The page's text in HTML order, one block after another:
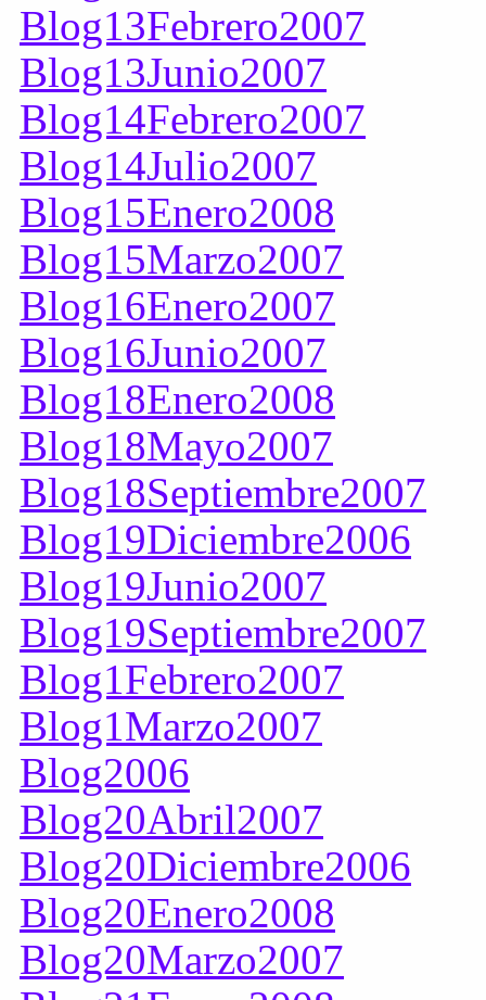
Blog13Febrero2007
Blog13Junio2007
Blog14Febrero2007
Blog14Julio2007
Blog15Enero2008
Blog15Marzo2007
Blog16Enero2007
Blog16Junio2007
Blog18Enero2008
Blog18Mayo2007
Blog18Septiembre2007
Blog19Diciembre2006
Blog19Junio2007
Blog19Septiembre2007
Blog1Febrero2007
Blog1Marzo2007
Blog2006
Blog20Abril2007
Blog20Diciembre2006
Blog20Enero2008
Blog20Marzo2007